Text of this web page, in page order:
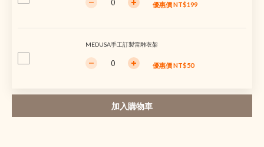
優惠價 NT$199
MEDUSA手工訂製雷雕衣架
優惠價 NT$50
加入購物車